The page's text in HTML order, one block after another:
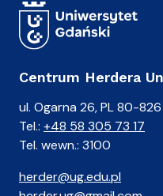
Centrum Herdera
ul. Ogarna 26, PL 80-
Tel.: +48 58 305 73 17
Tel. wewn.: 3100
herder@ug.edu.pl